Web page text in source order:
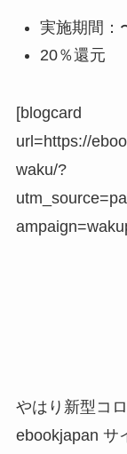
実施期間：
20％還元
[blogcard
url=https://
waku/?
やはり新型コ
ebookjapan サ